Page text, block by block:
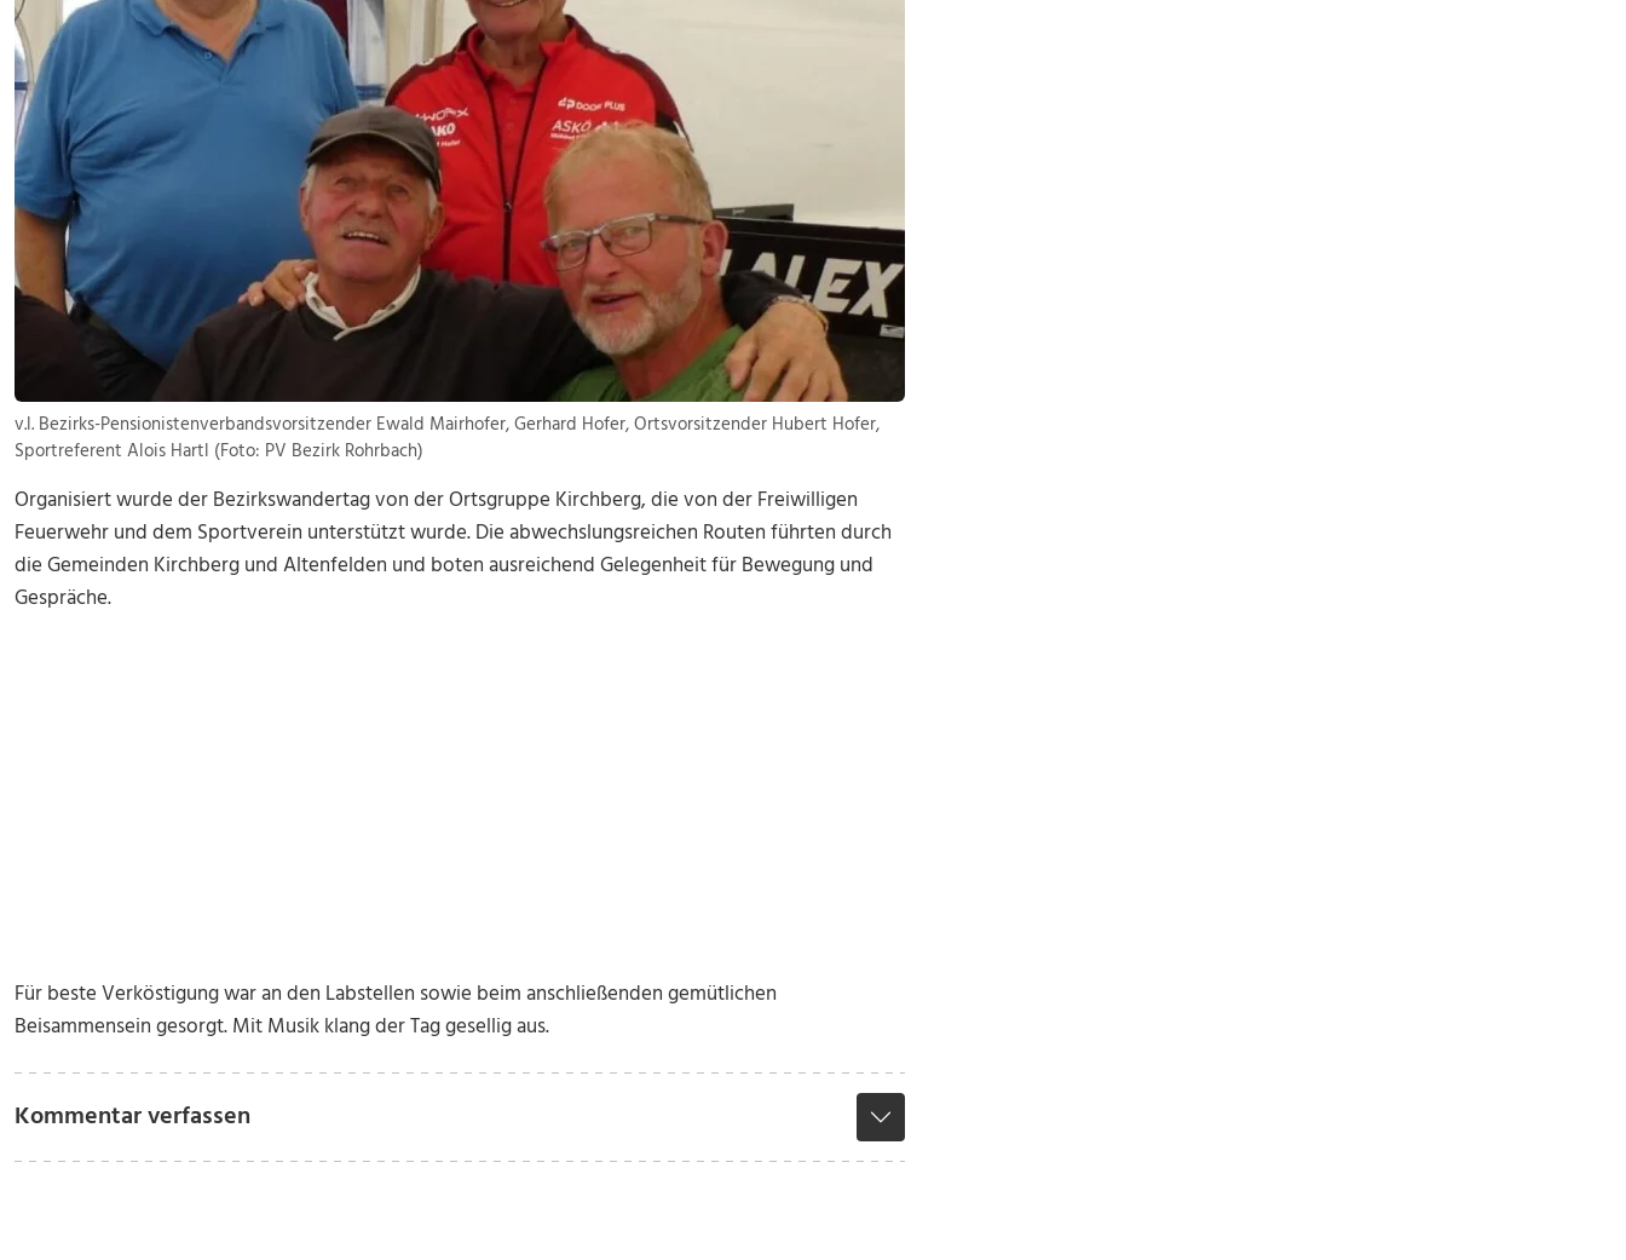
v.l. Bezirks-Pensionistenverbandsvorsitzender Ewald Mairhofer, Gerhard Hofer, Ortsvorsitzender Hubert Hofer,
Sportreferent Alois Hartl (Foto: PV Bezirk Rohrbach)
Organisiert wurde der Bezirkswandertag von der Ortsgruppe Kirchberg, die von der Freiwilligen
Feuerwehr und dem Sportverein unterstützt wurde. Die abwechslungsreichen Routen führten durch
die Gemeinden Kirchberg und Altenfelden und boten ausreichend Gelegenheit für Bewegung und
Gespräche.
Für beste Verköstigung war an den Labstellen sowie beim anschließenden gemütlichen
Beisammensein gesorgt. Mit Musik klang der Tag gesellig aus.
Kommentar verfassen